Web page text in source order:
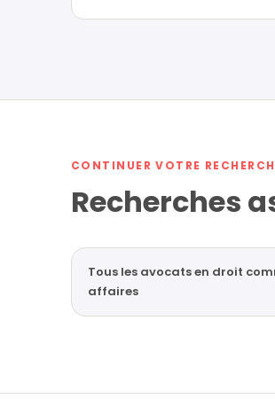
CONTINUER VOTRE
Recherches
Tous les avocats en droit
affaires